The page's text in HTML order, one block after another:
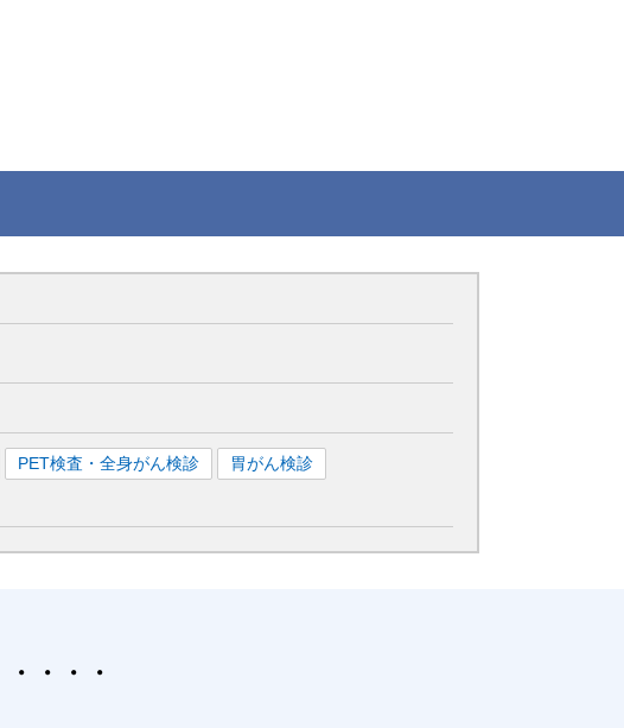
PET検査・全身がん検診
胃がん検診